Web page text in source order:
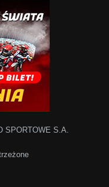
SPORTOWE S.A.